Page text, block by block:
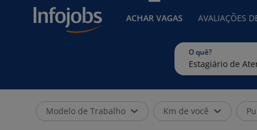
ACHAR VAGAS AVALIAÇÕES
O quê?
Modelo de Trabalho Km de você